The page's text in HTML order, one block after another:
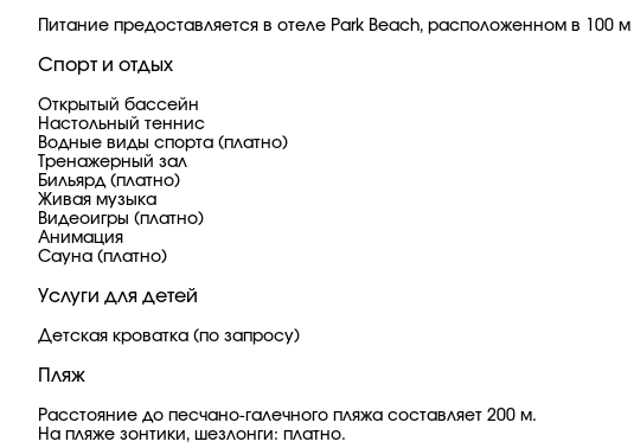
Питание предоставляется в отеле Park Beach, расположенном в 100
Спорт и отдых
Открытый бассейн
Настольный теннис
Водные виды спорта (платно)
Тренажерный зал
Бильярд (платно)
Живая музыка
Видеоигры (платно)
Анимация
Сауна (платно)
Услуги для детей
Детская кроватка (по запросу)
Пляж
Расстояние до песчано-галечного пляжа составляет 200 м.
На пляже зонтики, шезлонги: платно.